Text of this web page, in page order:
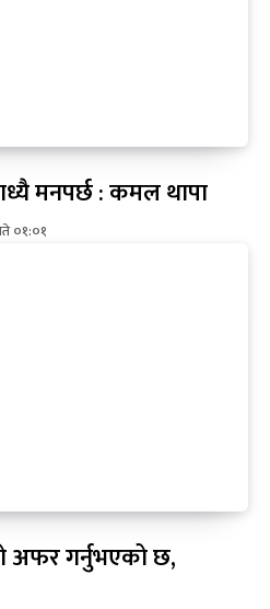
मनपर्छ : कमल थापा
०१:०१
अफर गर्नुभएको छ,